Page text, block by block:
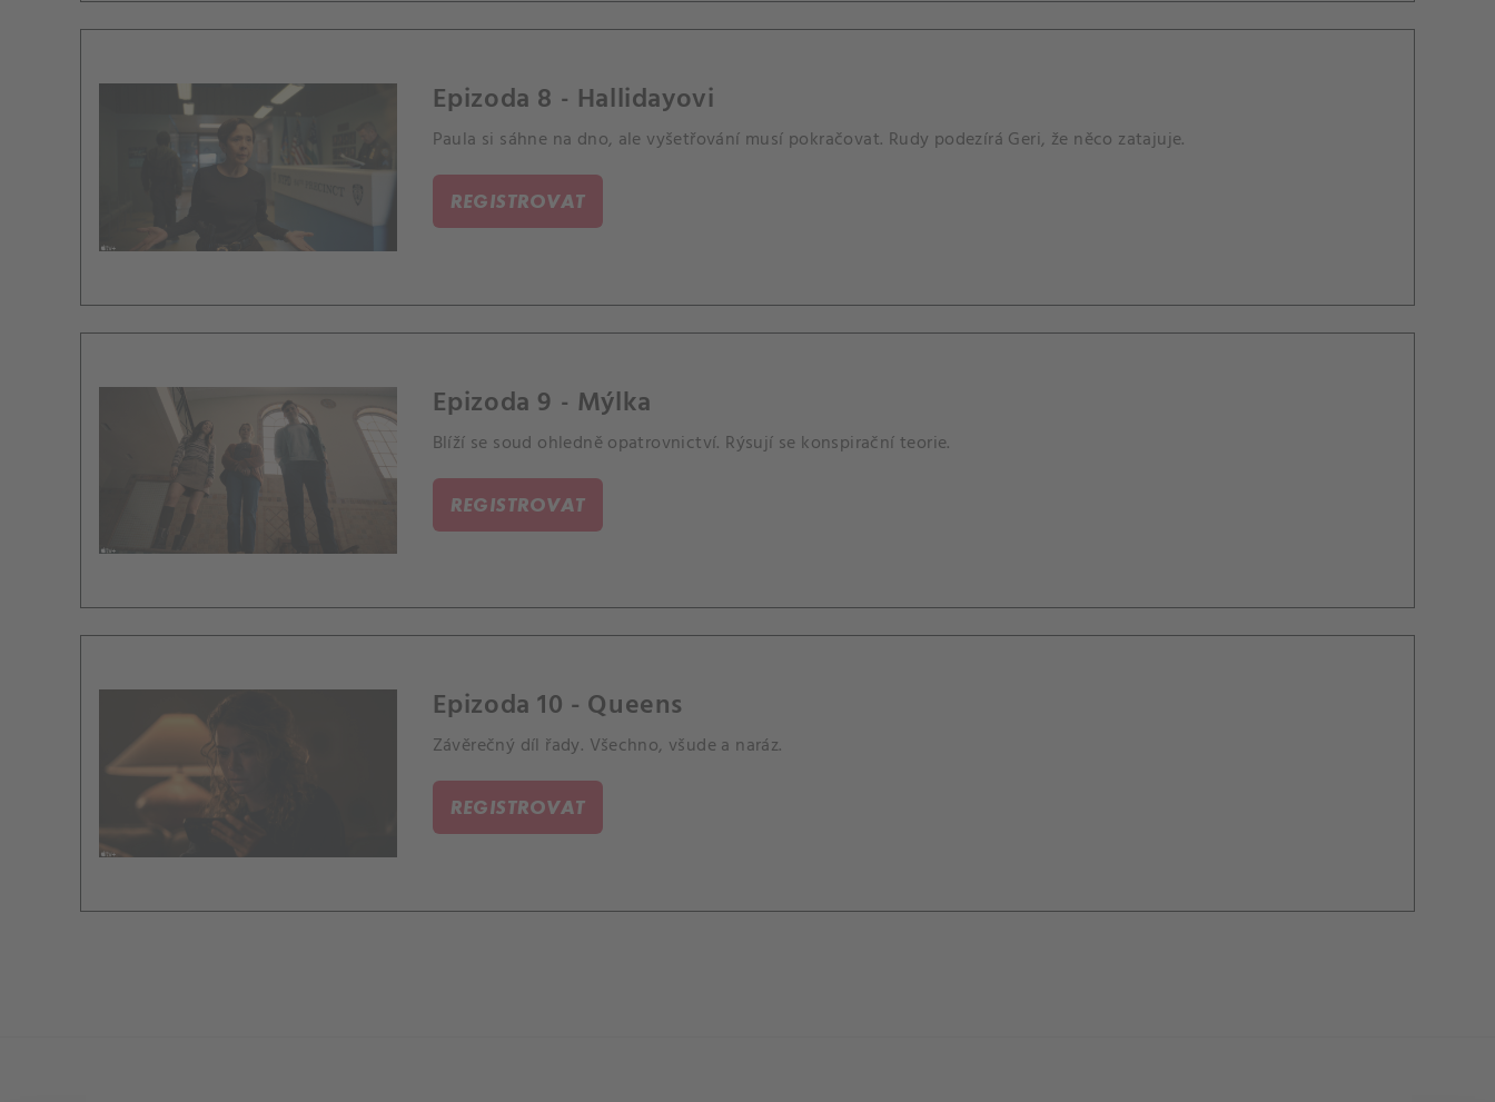
Epizoda 8 - Hallidayovi
Paula si sáhne na dno, ale vyšetřování musí pokračovat. Rudy podezírá Geri, že něco zatajuje.
REGISTROVAT
Epizoda 9 - Mýlka
Blíží se soud ohledně opatrovnictví. Rýsují se konspirační teorie.
REGISTROVAT
Epizoda 10 - Queens
Závěrečný díl řady. Všechno, všude a naráz.
REGISTROVAT